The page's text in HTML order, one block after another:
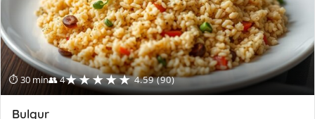
⏱ 30 min👥 4★★★★★ 4.59 (90)
Bulgur